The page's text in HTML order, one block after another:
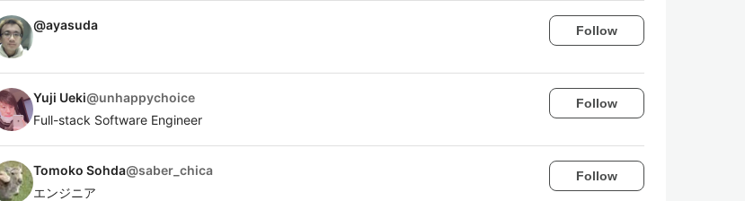
@ayasuda Follow
Yuji Ueki@unhappychoice
Full-stack Software Engineer
Follow
Tomoko Sohda@saber_chica
エンジニア
Follow